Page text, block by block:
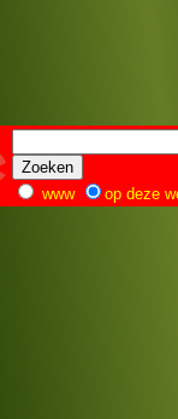
www op deze